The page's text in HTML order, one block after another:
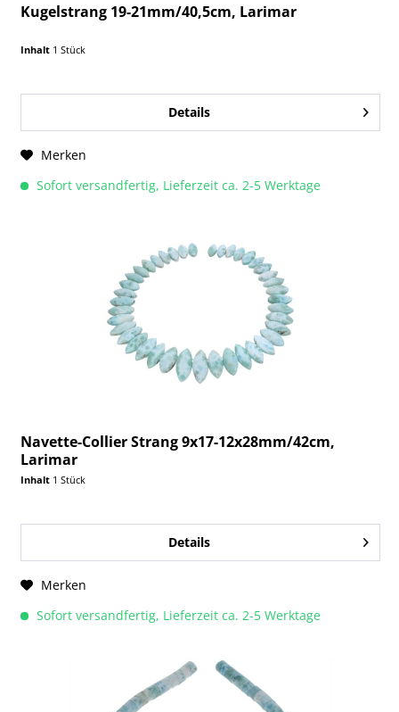
Kugelstrang 19-21mm/40,5cm, Larimar
Inhalt 1 Stück
Details
Merken
Sofort versandfertig, Lieferzeit ca. 2-5 Werktage
Navette-Collier Strang 9x17-12x28mm/42cm,
Larimar
Inhalt 1 Stück
Details
Merken
Sofort versandfertig, Lieferzeit ca. 2-5 Werktage